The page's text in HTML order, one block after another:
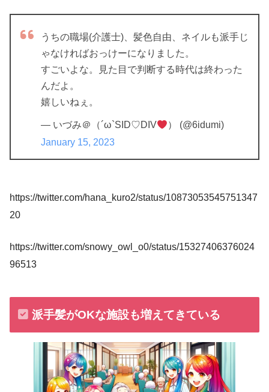
うちの職場(介護士)、髪色自由、ネイルも派手じ
ゃなければおっけーになりました。
すごいよな。見た目で判断する時代は終わった
んだよ。
嬉しいねぇ。
— いづみ＠（´ω`SID♡DIV
） (@6idumi)
January 15, 2023
https://twitter.com/hana_kuro2/status/10873053545751347
20
https://twitter.com/snowy_owl_o0/status/15327406376024
96513
派手髪がOKな施設も増えてきている